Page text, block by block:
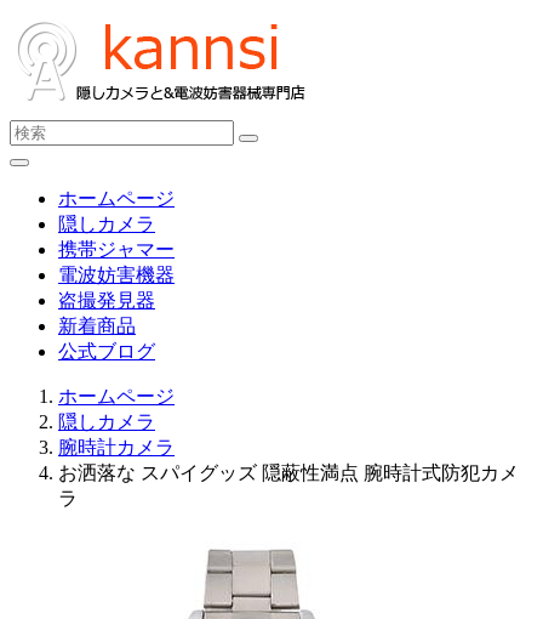
ホームページ
隠しカメラ
携帯ジャマー
電波妨害機器
盗撮発見器
新着商品
公式ブログ
ホームページ
隠しカメラ
腕時計カメラ
お洒落な スパイグッズ 隠蔽性満点 腕時計式防犯カメ
ラ